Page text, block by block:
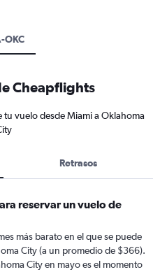
OKC
Cheapflights
tu vuelo desde Miami a Oklahoma
Retrasos
reservar un vuelo de
más barato en el que se puede
City (a un promedio de $366).
City en mayo es el momento